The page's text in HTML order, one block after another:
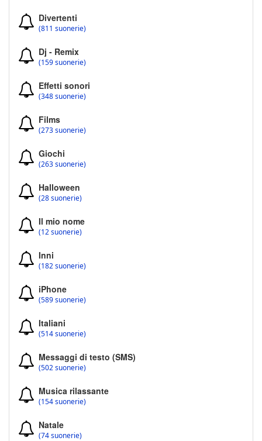
Divertenti
(811 suonerie)
Dj - Remix
(159 suonerie)
Effetti sonori
(348 suonerie)
Films
(273 suonerie)
Giochi
(263 suonerie)
Halloween
(28 suonerie)
Il mio nome
(12 suonerie)
Inni
(182 suonerie)
iPhone
(589 suonerie)
Italiani
(514 suonerie)
Messaggi di testo (SMS)
(502 suonerie)
Musica rilassante
(154 suonerie)
Natale
(74 suonerie)